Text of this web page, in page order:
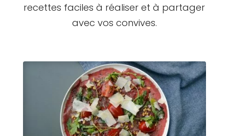
recettes faciles à réaliser et à partager
avec vos convives.